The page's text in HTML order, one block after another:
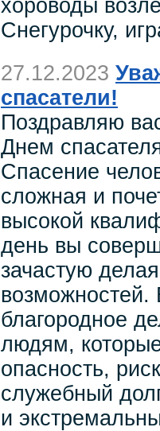
хороводы
Снегурочку,
27.12.2023
спасатели!
Поздравляю
Днем
Спасение
сложная и
высокой
день вы
зачастую
возможностей.
благородное
людям,
опасность,
служебный
и